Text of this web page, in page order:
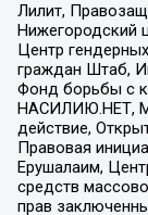
Лилит,
Нижегородский
Центр
граждан Штаб,
Фонд борьбы с
НАСИЛИЮ.НЕТ,
действие,
Правовая
Ерушалаим,
средств
прав